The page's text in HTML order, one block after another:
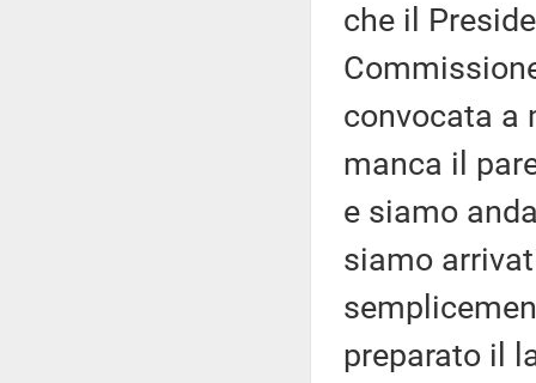
che il
convocata a
manca il
e siamo
siamo
preparato il